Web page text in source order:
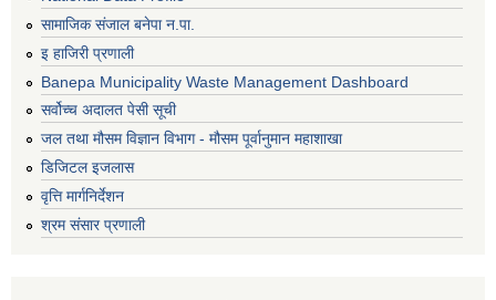
सामाजिक संजाल बनेपा न.पा.
इ हाजिरी प्रणाली
Banepa Municipality Waste Management Dashboard
सर्वोच्च अदालत पेसी सूची
जल तथा मौसम विज्ञान विभाग - मौसम पूर्वानुमान महाशाखा
डिजिटल इजलास
वृत्ति मार्गनिर्देशन
श्रम संसार प्रणाली